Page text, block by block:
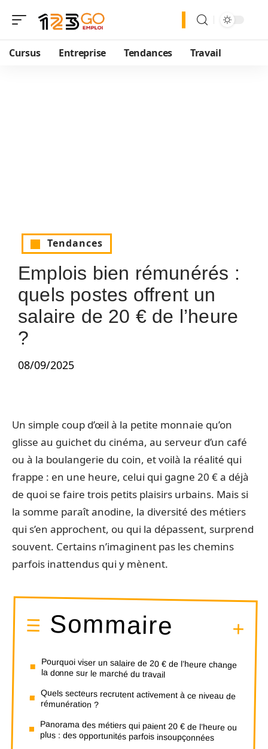
Cursus Entreprise Tendances Travail
Tendances
Emplois bien rémunérés :
quels postes offrent un
salaire de 20 € de l’heure
?
08/09/2025
Un simple coup d’œil à la petite monnaie qu’on
glisse au guichet du cinéma, au serveur d’un café
ou à la boulangerie du coin, et voilà la réalité qui
frappe : en une heure, celui qui gagne 20 € a déjà
de quoi se faire trois petits plaisirs urbains. Mais si
la somme paraît anodine, la diversité des métiers
qui s’en approchent, ou qui la dépassent, surprend
souvent. Certains n’imaginent pas les chemins
parfois inattendus qui y mènent.
Sommaire
Pourquoi viser un salaire de 20 € de l’heure change
la donne sur le marché du travail
Quels secteurs recrutent activement à ce niveau de
rémunération ?
Panorama des métiers qui paient 20 € de l’heure ou
plus : des opportunités parfois insoupçonnées